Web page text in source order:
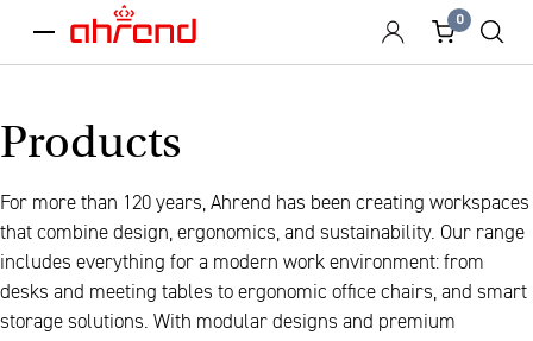
menu
0
Products
For more than 120 years, Ahrend has been creating workspaces
that combine design, ergonomics, and sustainability. Our range
includes everything for a modern work environment: from
desks and meeting tables to ergonomic office chairs, and smart
storage solutions. With modular designs and premium